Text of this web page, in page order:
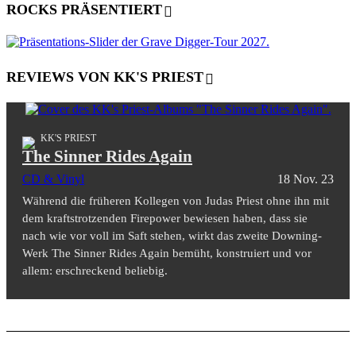
ROCKS PRÄSENTIERT
REVIEWS VON KK'S PRIEST
KK'S PRIEST
The Sinner Rides Again
CD & Vinyl 18 Nov. 23
Während die früheren Kollegen von Judas Priest ohne ihn mit
dem kraftstrotzenden Firepower bewiesen haben, dass sie
nach wie vor voll im Saft stehen, wirkt das zweite Downing-
Werk The Sinner Rides Again bemüht, konstruiert und vor
allem: erschreckend beliebig.